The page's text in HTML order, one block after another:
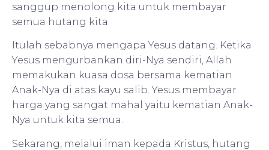
sanggup menolong kita untuk membayar
semua hutang kita.
Itulah sebabnya mengapa Yesus datang. Ketika
Yesus mengurbankan diri-Nya sendiri, Allah
memakukan kuasa dosa bersama kematian
Anak-Nya di atas kayu salib. Yesus membayar
harga yang sangat mahal yaitu kematian Anak-
Nya untuk kita semua.
Sekarang, melalui iman kepada Kristus, hutang